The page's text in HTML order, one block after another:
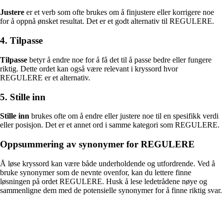
Justere er et verb som ofte brukes om å finjustere eller korrigere noe
for å oppnå ønsket resultat. Det er et godt alternativ til REGULERE.
4. Tilpasse
Tilpasse betyr å endre noe for å få det til å passe bedre eller fungere
riktig. Dette ordet kan også være relevant i kryssord hvor
REGULERE er et alternativ.
5. Stille inn
Stille inn brukes ofte om å endre eller justere noe til en spesifikk verdi
eller posisjon. Det er et annet ord i samme kategori som REGULERE.
Oppsummering av synonymer for REGULERE
Å løse kryssord kan være både underholdende og utfordrende. Ved å
bruke synonymer som de nevnte ovenfor, kan du lettere finne
løsningen på ordet REGULERE. Husk å lese ledetrådene nøye og
sammenligne dem med de potensielle synonymer for å finne riktig svar.